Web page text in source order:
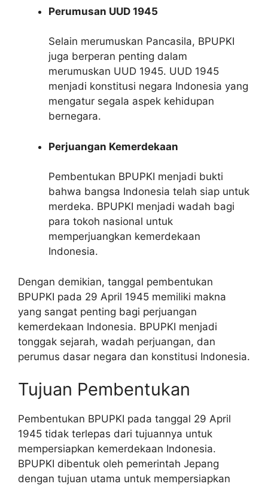
Perumusan UUD 1945
Selain merumuskan Pancasila, BPUPKI
juga berperan penting dalam
merumuskan UUD 1945. UUD 1945
menjadi konstitusi negara Indonesia yang
mengatur segala aspek kehidupan
bernegara.
Perjuangan Kemerdekaan
Pembentukan BPUPKI menjadi bukti
bahwa bangsa Indonesia telah siap untuk
merdeka. BPUPKI menjadi wadah bagi
para tokoh nasional untuk
memperjuangkan kemerdekaan
Indonesia.
Dengan demikian, tanggal pembentukan
BPUPKI pada 29 April 1945 memiliki makna
yang sangat penting bagi perjuangan
kemerdekaan Indonesia. BPUPKI menjadi
tonggak sejarah, wadah perjuangan, dan
perumus dasar negara dan konstitusi Indonesia.
Tujuan Pembentukan
Pembentukan BPUPKI pada tanggal 29 April
1945 tidak terlepas dari tujuannya untuk
mempersiapkan kemerdekaan Indonesia.
BPUPKI dibentuk oleh pemerintah Jepang
dengan tujuan utama untuk mempersiapkan